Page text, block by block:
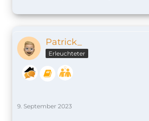
Patrick_
Erleuchteter
9. September 2023